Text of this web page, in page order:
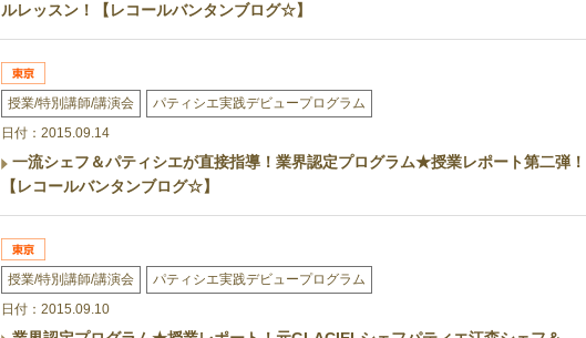
ルレッスン！【レコールバンタンブログ☆】
授業/特別講師/講演会
パティシエ実践デビュープログラム
日付：2015.09.14
一流シェフ＆パティシエが直接指導！業界認定プログラム★授業レポート第二弾！
【レコールバンタンブログ☆】
授業/特別講師/講演会
パティシエ実践デビュープログラム
日付：2015.09.10